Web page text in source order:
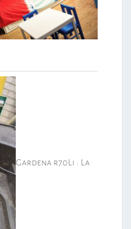
Gardena r70Li : La